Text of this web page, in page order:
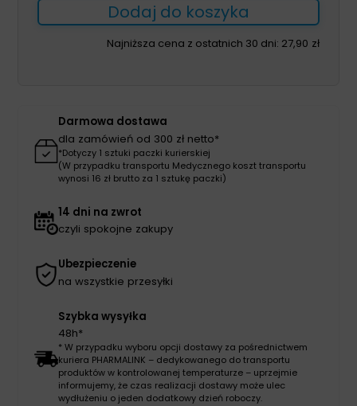
do
masażu
Dodaj do koszyka
Najniższa cena z ostatnich 30 dni: 27,90 zł
Darmowa dostawa
dla zamówień od 300 zł netto*
*Dotyczy 1 sztuki paczki kurierskiej
(W przypadku transportu Medycznego koszt transportu
wynosi 16 zł brutto za 1 sztukę paczki)
14 dni na zwrot
czyli spokojne zakupy
Ubezpieczenie
na wszystkie przesyłki
Szybka wysyłka
48h*
* W przypadku wyboru opcji dostawy za pośrednictwem
kuriera PHARMALINK – dedykowanego do transportu
produktów w kontrolowanej temperaturze – uprzejmie
informujemy, że czas realizacji dostawy może ulec
wydłużeniu o jeden dodatkowy dzień roboczy.